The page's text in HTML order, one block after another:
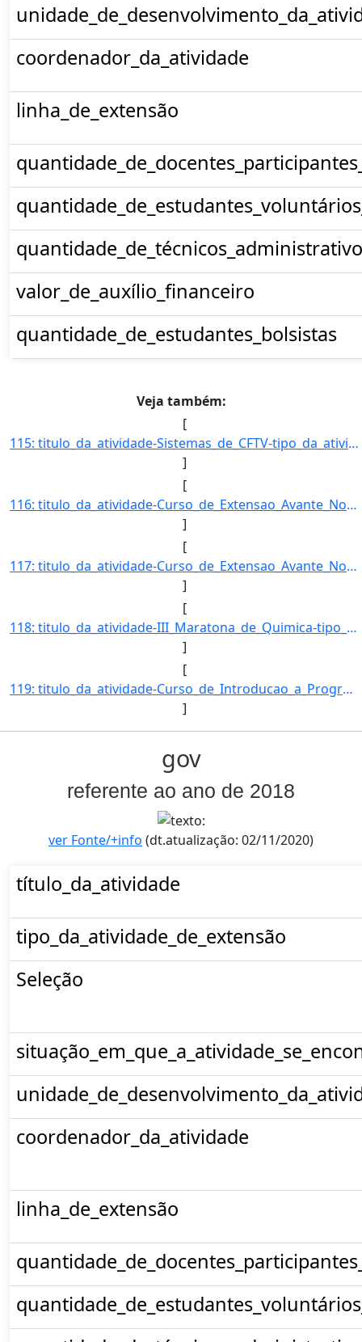
coordenador_da_atividade
linha_de_extensão
valor_de_auxílio_financeiro
quantidade_de_estudantes_bolsistas
Veja também:
[
115: titulo_da_atividade-Sistemas_de_CFTV-tipo_da_atividade_de_extensao-Curso-Selecao-EDITAL_Nº_088/2017_]
]
[
116: titulo_da_atividade-Curso_de_Extensao_Avante_Nova_Lima_e_Avante_Santa_Emilia___Segunda_Fase_Mirin-ti]
]
[
117: titulo_da_atividade-Curso_de_Extensao_Avante_Nova_Lima_e_Avante_Santa_Emilia_-_Segunda_Fase_-tipo_da]
]
[
118: titulo_da_atividade-III_Maratona_de_Quimica-tipo_da_atividade_de_extensao-Evento-Selecao-EDITAL_Nº_0]
]
[
119: titulo_da_atividade-Curso_de_Introducao_a_Programacao_de_Computadores-_usando_Scratch.-tipo_da_ativi]
]
gov
referente ao ano de 2018
ver Fonte/+info (dt.atualização: 02/11/2020)
título_da_atividade
tipo_da_atividade_de_extensão
Seleção
coordenador_da_atividade
linha_de_extensão